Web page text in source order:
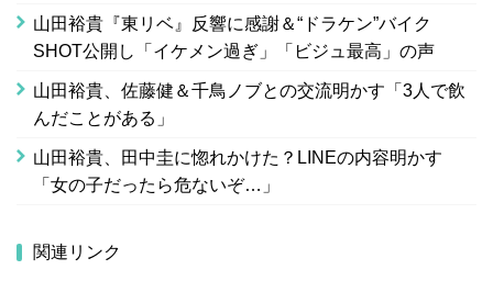
山田裕貴『東リベ』反響に感謝＆“ドラケン”バイク
SHOT公開し「イケメン過ぎ」「ビジュ最高」の声
山田裕貴、佐藤健＆千鳥ノブとの交流明かす「3人で飲
んだことがある」
山田裕貴、田中圭に惚れかけた？LINEの内容明かす
「女の子だったら危ないぞ…」
関連リンク